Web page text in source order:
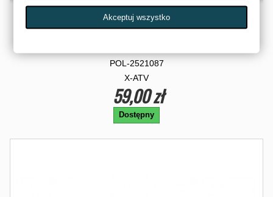
POL-2521087
X-ATV
59,00 zł
Dostępny
Akceptuj wszystko